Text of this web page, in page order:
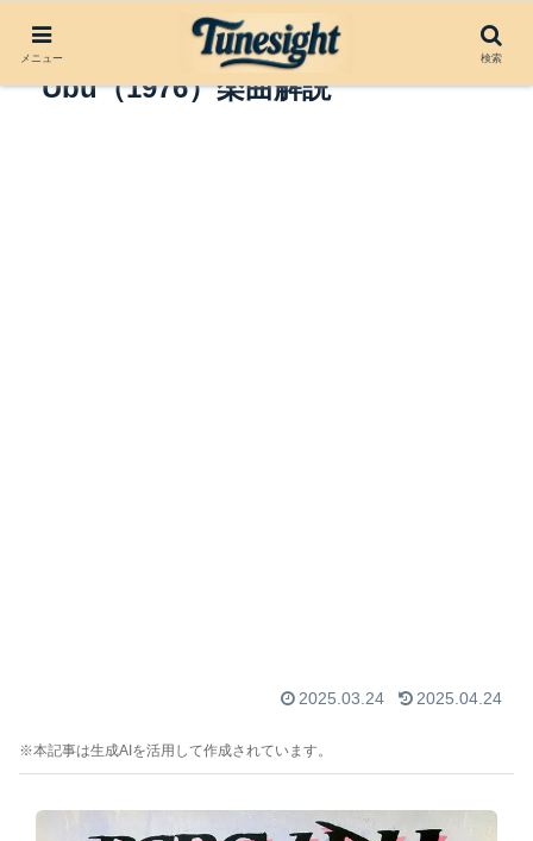
Final Solution by Pere
Ubu（1976）楽曲解説
2025.03.24 2025.04.24
※本記事は生成AIを活用して作成されています。
メニュー 検索